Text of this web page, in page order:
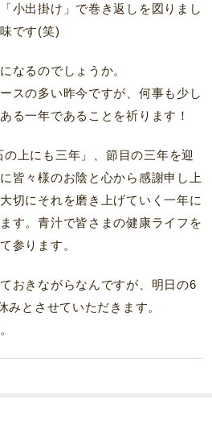
小出掛け」で巻き返しを図りまし
です(笑)
なるのでしょうか。
スの多い昨今ですが、何事も少し
る一年であることを祈ります！
上にも三年」、節目の三年を迎
皆々様のお陰と心から感謝申し上
切にそれを磨き上げていく一年に
す。青汁で皆さまの健康ライフを
参ります。
おきながらなんですが、明日の6
みとさせていただきます。